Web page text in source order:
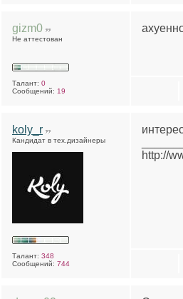
gizm0
Не аттестован
Талант: 0
Сообщений: 19
koly_r
Кандидат в тех.дизайнеры
Талант: 348
Сообщений: 744
http://